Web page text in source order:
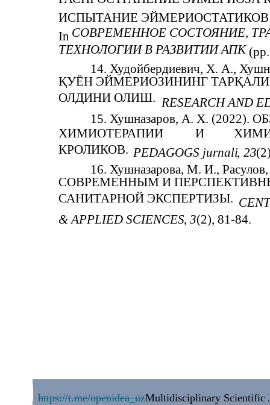
https://t.me/openidea_uzMultidisciplinary Scientific
ИСПЫТАНИЕ
In СОВРЕМЕННОЕ СОСТОЯНИЕ,
ТЕХНОЛОГИИ В РАЗВИТИИ АПК
14. Худойбердиевич, Х. А.,
ҚУЁН ЭЙМЕРИОЗИНИНГ
ОЛДИНИ ОЛИШ. RESEARCH AND
15. Хушназаров, А. Х.
ХИМИОТЕРАПИИ
И
КРОЛИКОВ. PEDAGOGS jurnali, 23
16. Хушназарова, М. И.,
СОВРЕМЕННЫМ И
САНИТАРНОЙ ЭКСПЕРТИЗЫ.
& APPLIED SCIENCES, 3(2), 81-84.